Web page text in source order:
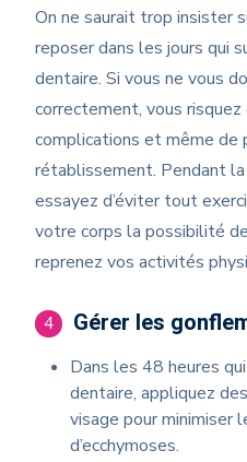
On ne saurait trop insister
reposer dans les jours qui
dentaire. Si vous ne vous
correctement, vous
complications et même de
rétablissement. Pendant
essayez d’éviter tout
votre corps la possibilité
reprenez vos activités
4 Gérer les
Dans les 48 heures
dentaire, appliquez
visage pour minimiser
d’ecchymoses.